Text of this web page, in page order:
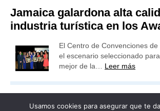
Jamaica galardona alta
industria turística en los
El Centro de Convenciones
el escenario seleccionado
mejor de la… Leer más
Usamos cookies para asegurar que te